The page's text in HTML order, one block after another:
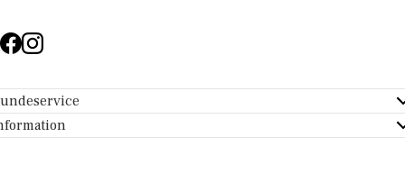
- Hjælpecenter
Tøjeksperten